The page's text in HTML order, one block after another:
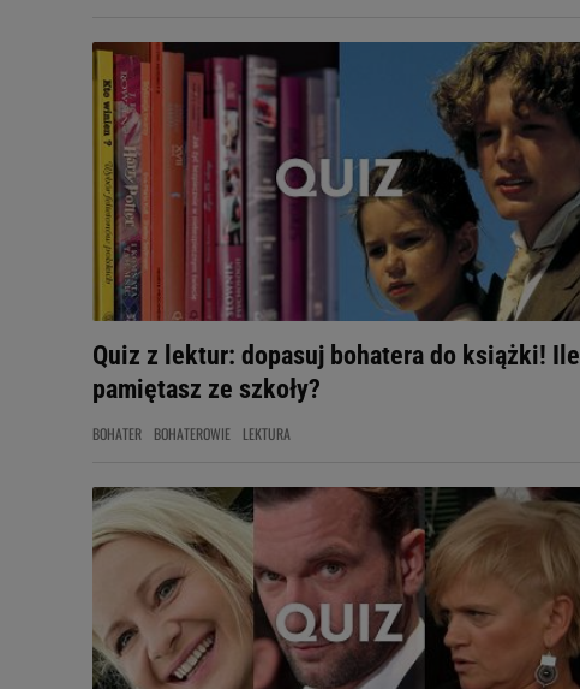
Quiz z lektur: dopasuj bohatera do książki! Ile
pamiętasz ze szkoły?
BOHATER BOHATEROWIE LEKTURA